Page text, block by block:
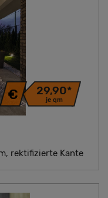
29,90*
je qm
rektifizierte Kante